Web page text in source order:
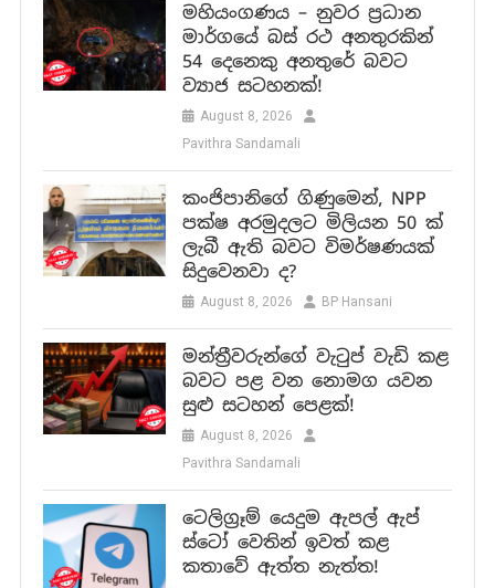
මහියංගණය – නුවර ප්‍රධාන
මාර්ගයේ බස් රථ අනතුරකින්
54 දෙනෙකු අනතුරේ බවට
ව්‍යාජ සටහනක්!
August 8, 2026
Pavithra Sandamali
කංජිපානිගේ ගිණුමෙන්, NPP
පක්ෂ අරමුදලට මිලියන 50 ක්
ලැබී ඇති බවට විමර්ෂණයක්
සිදුවෙනවා ද?
August 8, 2026 BP Hansani
මන්ත්‍රීවරුන්ගේ වැටුප් වැඩි කළ
බවට පළ වන නොමග යවන
සුළු සටහන් පෙළක්!
August 8, 2026
Pavithra Sandamali
ටෙලිග්‍රෑම් යෙදුම ඇපල් ඇප්
ස්ටෝ වෙතින් ඉවත් කළ
කතාවේ ඇත්ත නැත්ත!